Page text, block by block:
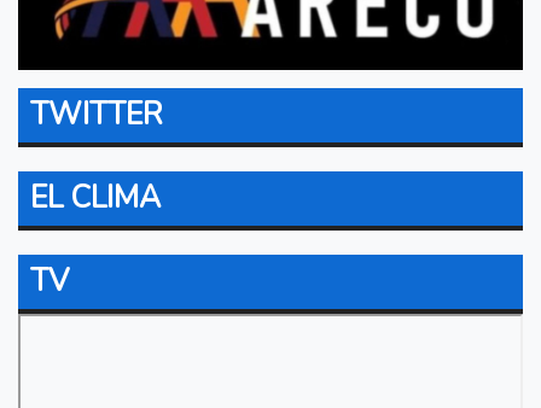
TWITTER
EL CLIMA
TV